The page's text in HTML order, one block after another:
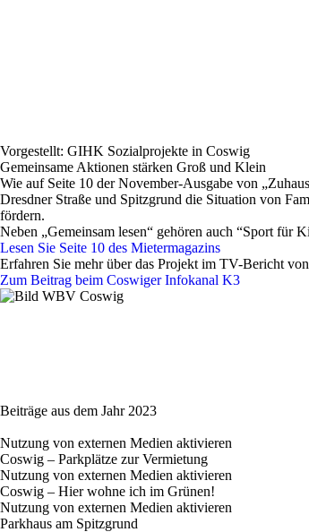
Vorgestellt: GIHK Sozialprojekte in Coswig
Gemeinsame Aktionen stärken Groß und Klein
Wie auf Seite 10 der November-Ausgabe von
Dresdner Straße und Spitzgrund die Situation von
fördern.
Neben „Gemeinsam lesen“ gehören auch “Sport für
Lesen Sie Seite 10 des Mietermagazins
Erfahren Sie mehr über das Projekt im TV-Bericht
Zum Beitrag beim Coswiger Infokanal K3
Beiträge aus dem Jahr 2023
Nutzung von externen Medien aktivieren
Coswig – Parkplätze zur Vermietung
Nutzung von externen Medien aktivieren
Coswig – Hier wohne ich im Grünen!
Nutzung von externen Medien aktivieren
Parkhaus am Spitzgrund